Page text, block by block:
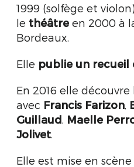
1999 (solfège et
le théâtre en 2000 à
Bordeaux.
Elle publie un recueil
En 2016 elle découvre
avec Francis Farizon
Guillaud Maelle
Jolivet
Elle est mise en